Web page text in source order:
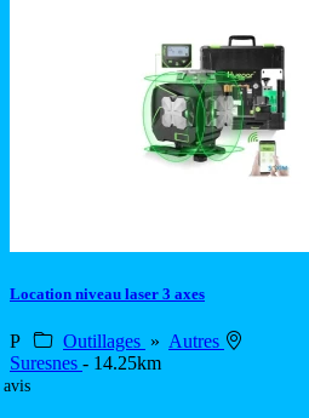
Location niveau laser 3 axes
P Outillages » Autres
Suresnes - 14.25km
avis